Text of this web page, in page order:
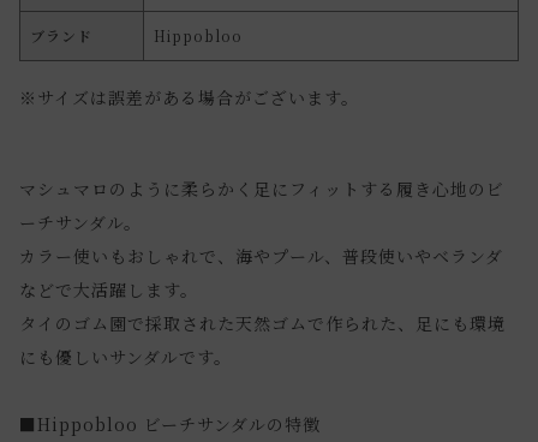
ブランド Hippobloo
※サイズは誤差がある場合がございます。
マシュマロのように柔らかく足にフィットする履き心地のビ
ーチサンダル。
カラー使いもおしゃれで、海やプール、普段使いやベランダ
などで大活躍します。
タイのゴム園で採取された天然ゴムで作られた、足にも環境
にも優しいサンダルです。
■Hippobloo ビーチサンダルの特徴